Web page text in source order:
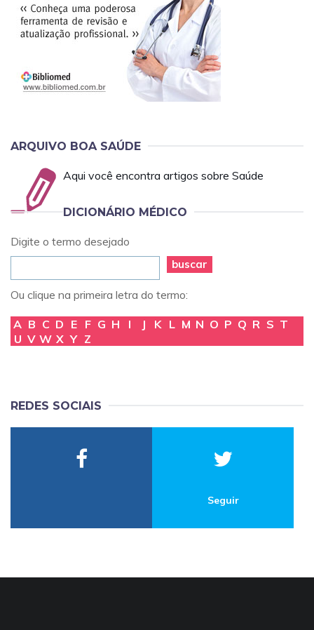
ARQUIVO BOA SAÚDE
Aqui você encontra artigos sobre Saúde
DICIONÁRIO MÉDICO
Digite o termo desejado
buscar
Ou clique na primeira letra do termo:
A B C D E F G H I J K L M N O P Q R S T
U V W X Y Z
REDES SOCIAIS
Seguir